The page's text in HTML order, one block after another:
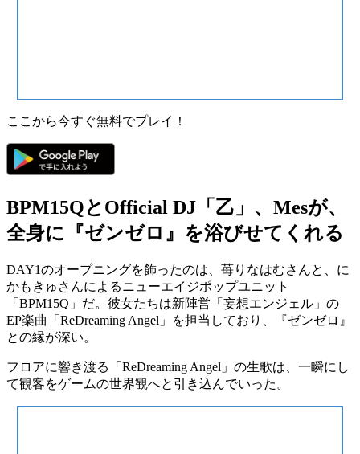
ここから今すぐ無料でプレイ！
BPM15QとOfficial DJ「乙」、Mesが、
全身に『ゼンゼロ』を浴びせてくれる
DAY1のオープニングを飾ったのは、苺りなはむさんと、に
かもきゅさんによるニューエイジポップユニット
「BPM15Q」 だ。彼女たちは新陣営「妄想エンジェル」の
EP楽曲「ReDreaming Angel」を担当 しており、『ゼンゼロ』
との縁が深い。
フロアに響き渡る 「ReDreaming Angel」の生歌は、一瞬にし
て観客をゲームの世界観へと引き込んでいった 。